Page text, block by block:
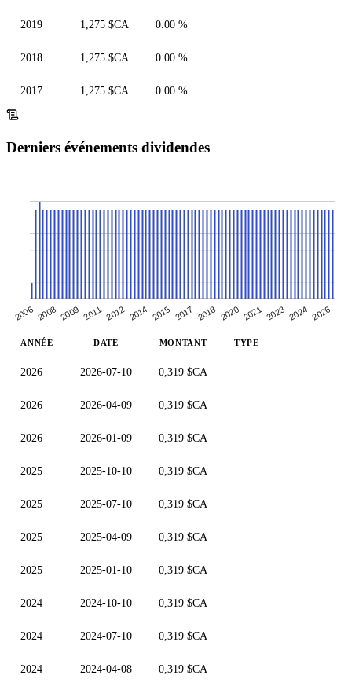
2019 1,275 $CA 0.00 %
2018 1,275 $CA 0.00 %
2017 1,275 $CA 0.00 %
Derniers événements dividendes
2006 2008 2009 2011 2012 2014 2015 2017 2018 2020 2021 2023 2024 2026
ANNÉE DATE MONTANT TYPE
2026 2026-07-10 0,319 $CA
2026 2026-04-09 0,319 $CA
2026 2026-01-09 0,319 $CA
2025 2025-10-10 0,319 $CA
2025 2025-07-10 0,319 $CA
2025 2025-04-09 0,319 $CA
2025 2025-01-10 0,319 $CA
2024 2024-10-10 0,319 $CA
2024 2024-07-10 0,319 $CA
2024 2024-04-08 0,319 $CA